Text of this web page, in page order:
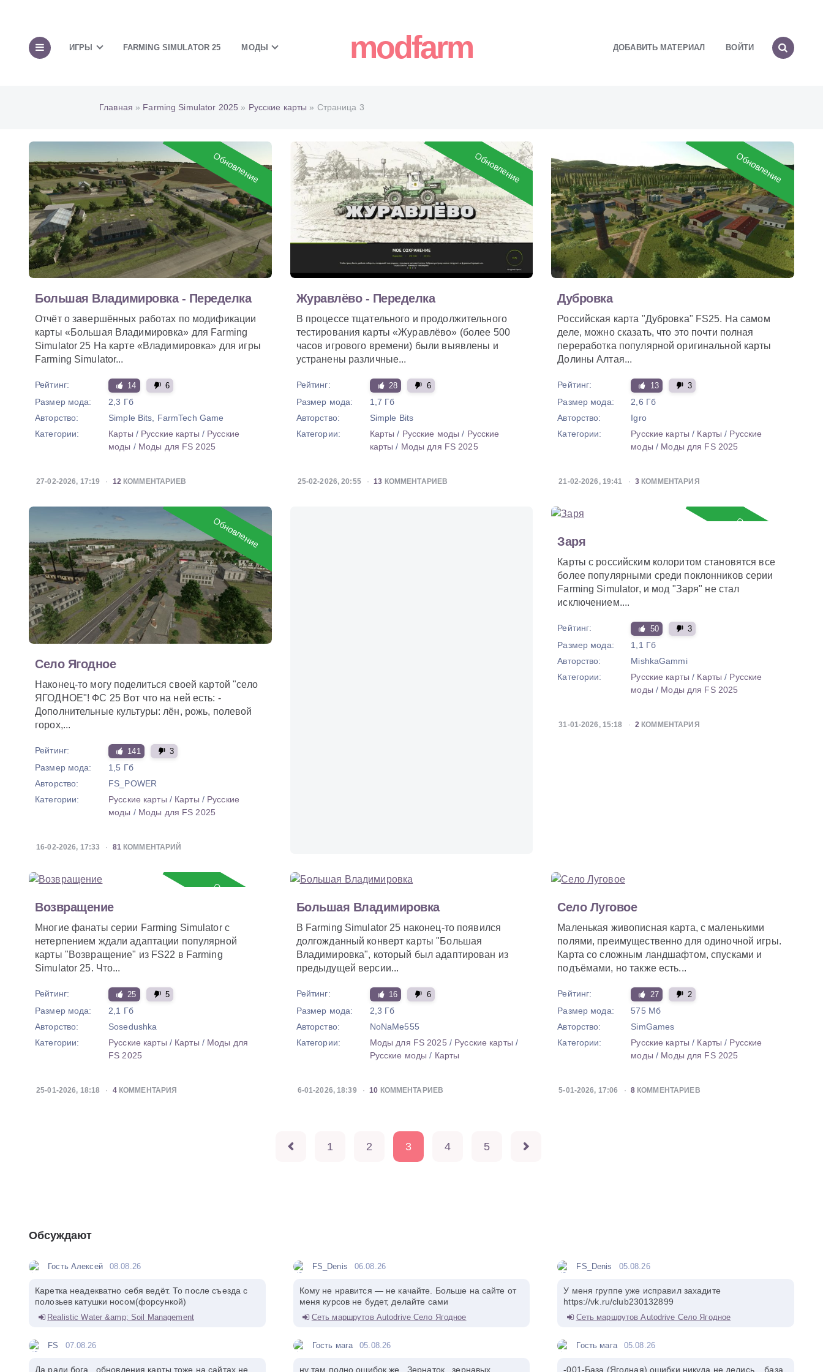
ИГРЫ FARMING SIMULATOR 25 МОДЫ modfarm ДОБАВИТЬ МАТЕРИАЛ ВОЙТИ
Главная » Farming Simulator 2025 » Русские карты » Страница 3
Обновление
Большая Владимировка - Переделка
Отчёт о завершённых работах по модификации
карты «Большая Владимировка» для Farming
Simulator 25 На карте «Владимировка» для игры
Farming Simulator...
Рейтинг: 14 6
Размер мода:
2,3 Гб
Авторство:
Simple Bits, FarmTech Game
Категории:
Карты / Русские карты / Русские
моды / Моды для FS 2025
27-02-2026, 17:19 12КОММЕНТАРИЕВ
Обновление
Журавлёво - Переделка
В процессе тщательного и продолжительного
тестирования карты «Журавлёво» (более 500
часов игрового времени) были выявлены и
устранены различные...
Рейтинг: 28 6
Размер мода:
1,7 Гб
Авторство:
Simple Bits
Категории:
Карты / Русские моды / Русские
карты / Моды для FS 2025
25-02-2026, 20:55 13 КОММЕНТАРИЕВ
Обновление
Дубровка
Российская карта "Дубровка" FS25. На самом
деле, можно сказать, что это почти полная
переработка популярной оригинальной карты
Долины Алтая...
Рейтинг: 13 3
Размер мода:
2,6 Гб
Авторство:
Igro
Категории:
Русские карты / Карты / Русские
моды / Моды для FS 2025
21-02-2026, 19:41 3 КОММЕНТАРИЯ
Обновление
Село Ягодное
Наконец-то могу поделиться своей картой "село
ЯГОДНОЕ"! ФС 25 Вот что на ней есть: -
Дополнительные культуры: лён, рожь, полевой
горох,...
Рейтинг: 141 3
Размер мода:
1,5 Гб
Авторство:
FS_POWER
Категории:
Русские карты / Карты / Русские
моды / Моды для FS 2025
16-02-2026, 17:33 81 КОММЕНТАРИЙ
Обновление
Заря
Карты с российским колоритом становятся все
более популярными среди поклонников серии
Farming Simulator, и мод "Заря" не стал
исключением....
Рейтинг: 50 3
Размер мода:
1,1 Гб
Авторство:
MishkaGammi
Категории:
Русские карты / Карты / Русские
моды / Моды для FS 2025
31-01-2026, 15:18 2 КОММЕНТАРИЯ
Обновление
Возвращение
Многие фанаты серии Farming Simulator с
нетерпением ждали адаптации популярной
карты "Возвращение" из FS22 в Farming
Simulator 25. Что...
Рейтинг: 25 5
Размер мода:
2,1 Гб
Авторство:
Sosedushka
Категории:
Русские карты / Карты / Моды для
FS 2025
25-01-2026, 18:18 4КОММЕНТАРИЯ
Большая Владимировка
В Farming Simulator 25 наконец-то появился
долгожданный конверт карты "Большая
Владимировка", который был адаптирован из
предыдущей версии...
Рейтинг: 16 6
Размер мода:
2,3 Гб
Авторство:
NoNaMe555
Категории:
Моды для FS 2025 / Русские карты /
Русские моды / Карты
6-01-2026, 18:39 10 КОММЕНТАРИЕВ
Село Луговое
Маленькая живописная карта, с маленькими
полями, преимущественно для одиночной игры.
Карта со сложным ландшафтом, спусками и
подъёмами, но также есть...
Рейтинг: 27 2
Размер мода:
575 Мб
Авторство:
SimGames
Категории:
Русские карты / Карты / Русские
моды / Моды для FS 2025
5-01-2026, 17:06 8КОММЕНТАРИЕВ
1 2 3 4 5
Обсуждают
Гость Алексей 08.08.26
Каретка неадекватно себя ведёт. То после съезда с
полозьев катушки носом(форсункой)
Realistic Water &amp; Soil Management
FS 07.08.26
Да ради бога , обновления карты тоже на сайтах не
FS_Denis 06.08.26
Кому не нравится — не качайте. Больше на сайте от
меня курсов не будет, делайте сами
Сеть маршрутов Autodrive Село Ягодное
Гость мага 05.08.26
ну там полно ошибок же , Зернаток , зернавых ,
FS_Denis 05.08.26
У меня группе уже исправил захадите
https://vk.ru/club230132899
Сеть маршрутов Autodrive Село Ягодное
Гость мага 05.08.26
-001-База (Ягодная) ошибки никуда не делись... база